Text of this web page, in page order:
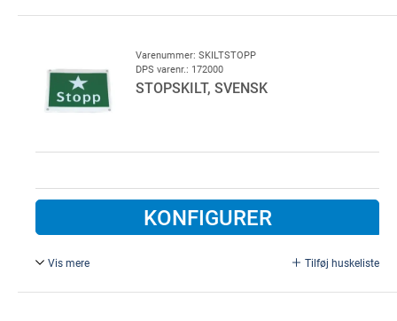
Varenummer: SKILTSTOPP
DPS varenr.: 172000
STOPSKILT, SVENSK
KONFIGURER
Vis mere Tilføj huskeliste
Grøn med hvid tekst.